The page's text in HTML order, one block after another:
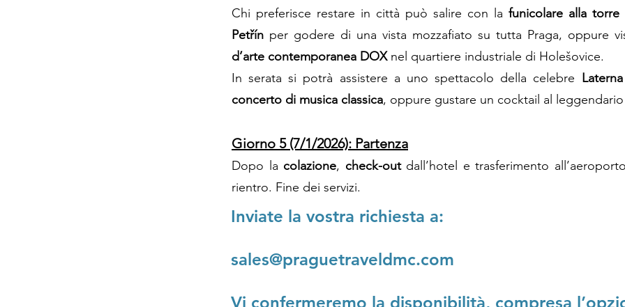
Chi preferisce restare in città può salire con la funicolare alla torre
Petřín per godere di una vista mozzafiato su tutta Praga, oppure
d’arte contemporanea DOXnel quartiere industriale di Holešovice.
In serata si potrà assistere a uno spettacolo della celebre
concerto di musica classica, oppure gustare un cocktail al leggendario
Giorno 5 (7/1/2026): Partenza
Dopo la colazione, check-outdall’hotel e trasferimento
rientro. Fine dei servizi.
Inviate la vostra richiesta a:
sales@praguetraveldmc.com
Vi confermeremo la disponibilità, compresa